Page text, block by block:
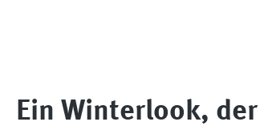
Ein Winterlook,